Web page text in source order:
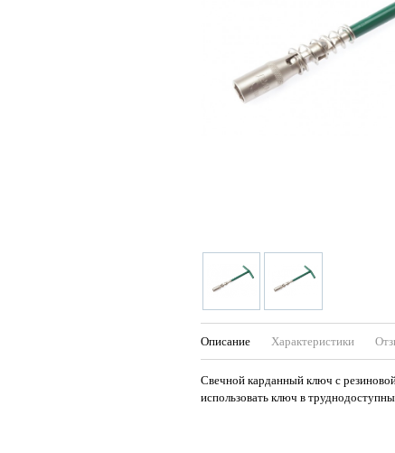
Описание Характеристики
Свечной карданный ключ с
использовать ключ в